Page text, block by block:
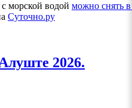
морской водой можно снять
Суточно.ру
2026.